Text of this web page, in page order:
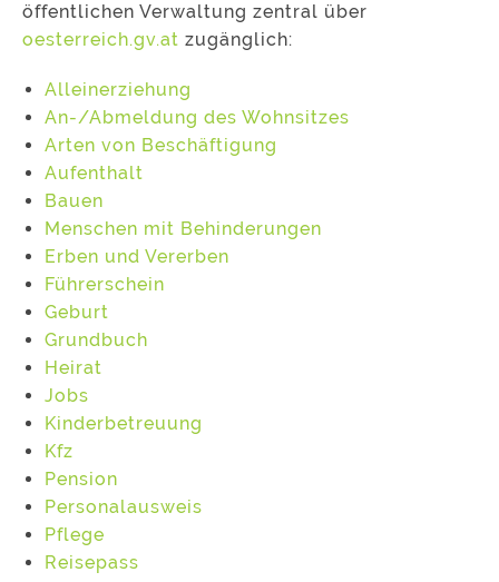
öffentlichen Verwaltung zentral über
oesterreich.gv.at zugänglich:
Alleinerziehung
An-/Abmeldung des Wohnsitzes
Arten von Beschäftigung
Aufenthalt
Bauen
Menschen mit Behinderungen
Erben und Vererben
Führerschein
Geburt
Grundbuch
Heirat
Jobs
Kinderbetreuung
Kfz
Pension
Personalausweis
Pflege
Reisepass